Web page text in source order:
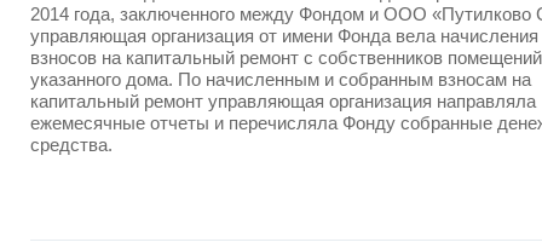
2014 года, заключенного между Фондом и ООО «Путилково
управляющая организация от имени Фонда вела
взносов на капитальный ремонт с собственников помещений
указанного дома. По начисленным и собранным взносам на
капитальный ремонт управляющая организация
ежемесячные отчеты и перечисляла Фонду собранные
средства.